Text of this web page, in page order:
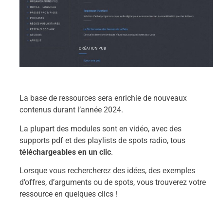
La base de ressources sera enrichie de nouveaux
contenus durant l’année 2024.
La plupart des modules sont en vidéo, avec des
supports pdf et des playlists de spots radio, tous
téléchargeables en un clic.
Lorsque vous rechercherez des idées, des exemples
d’offres, d’arguments ou de spots, vous trouverez votre
ressource en quelques clics !